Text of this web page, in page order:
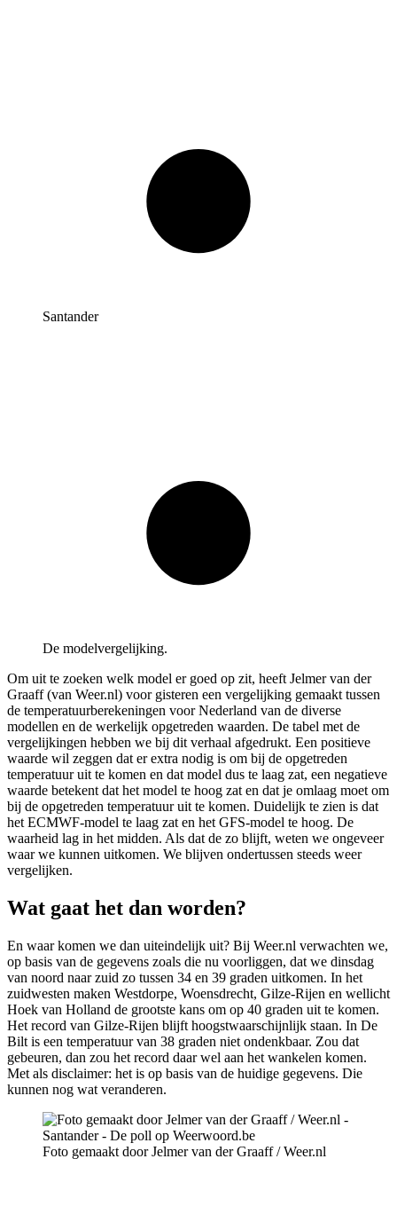
Santander
De modelvergelijking.
Om uit te zoeken welk model er goed op zit, heeft Jelmer van der
Graaff (van Weer.nl) voor gisteren een vergelijking gemaakt tussen
de temperatuurberekeningen voor Nederland van de diverse
modellen en de werkelijk opgetreden waarden. De tabel met de
vergelijkingen hebben we bij dit verhaal afgedrukt. Een positieve
waarde wil zeggen dat er extra nodig is om bij de opgetreden
temperatuur uit te komen en dat model dus te laag zat, een negatieve
waarde betekent dat het model te hoog zat en dat je omlaag moet om
bij de opgetreden temperatuur uit te komen. Duidelijk te zien is dat
het ECMWF-model te laag zat en het GFS-model te hoog. De
waarheid lag in het midden. Als dat de zo blijft, weten we ongeveer
waar we kunnen uitkomen. We blijven ondertussen steeds weer
vergelijken.
Wat gaat het dan worden?
En waar komen we dan uiteindelijk uit? Bij Weer.nl verwachten we,
op basis van de gegevens zoals die nu voorliggen, dat we dinsdag
van noord naar zuid zo tussen 34 en 39 graden uitkomen. In het
zuidwesten maken Westdorpe, Woensdrecht, Gilze-Rijen en wellicht
Hoek van Holland de grootste kans om op 40 graden uit te komen.
Het record van Gilze-Rijen blijft hoogstwaarschijnlijk staan. In De
Bilt is een temperatuur van 38 graden niet ondenkbaar. Zou dat
gebeuren, dan zou het record daar wel aan het wankelen komen.
Met als disclaimer: het is op basis van de huidige gegevens. Die
kunnen nog wat veranderen.
Foto gemaakt door Jelmer van der Graaff / Weer.nl